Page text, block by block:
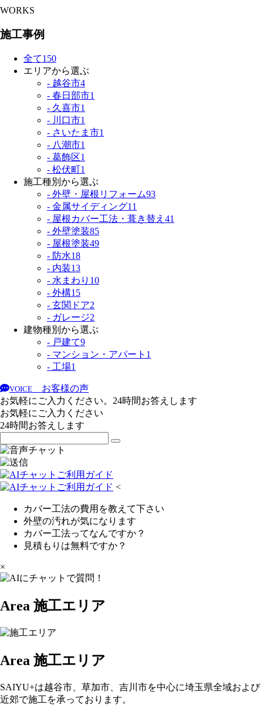
WORKS
施工事例
全て150
エリアから選ぶ
- 越谷市4
- 春日部市1
- 久喜市1
- 川口市1
- さいたま市1
- 八潮市1
- 葛飾区1
- 松伏町1
施工種別から選ぶ
- 外壁・屋根リフォーム93
- 金属サイディング11
- 屋根カバー工法・葺き替え 41
- 外壁塗装85
- 屋根塗装49
- 防水18
- 内装13
- 水まわり 10
- 外構15
- 玄関ドア2
- ガレージ2
建物種別から選ぶ
- 戸建て9
- マンション・アパート 1
- 工場1
VOICE
お客様の声
お気軽にご入力ください。24時間お答えします
お気軽にご入力ください
24時間お答えします
<
カバー工法の費用を教えて下さい
外壁の汚れが気になります
カバー工法ってなんですか？
見積もりは無料ですか？
×
Area 施工エリア
Area 施工エリア
SAIYU+は越谷市、草加市、吉川市を中心に埼玉県全域および
近郊で施工を承っております。